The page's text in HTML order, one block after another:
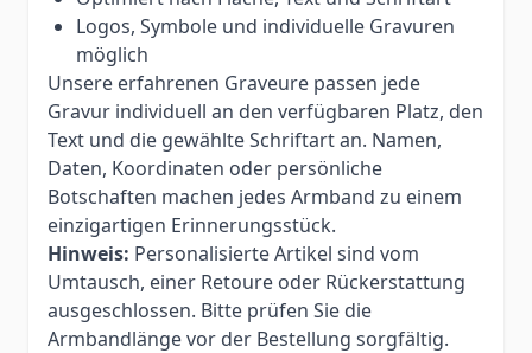
Logos, Symbole und individuelle Gravuren
möglich
Unsere erfahrenen Graveure passen jede
Gravur individuell an den verfügbaren Platz, den
Text und die gewählte Schriftart an. Namen,
Daten, Koordinaten oder persönliche
Botschaften machen jedes Armband zu einem
einzigartigen Erinnerungsstück.
Hinweis: Personalisierte Artikel sind vom
Umtausch, einer Retoure oder Rückerstattung
ausgeschlossen. Bitte prüfen Sie die
Armbandlänge vor der Bestellung sorgfältig.